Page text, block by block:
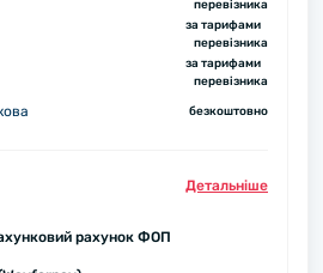
перевізника
за тарифами
перевізника
за тарифами
перевізника
безкоштовно
Детальнiше
рахунок ФОП